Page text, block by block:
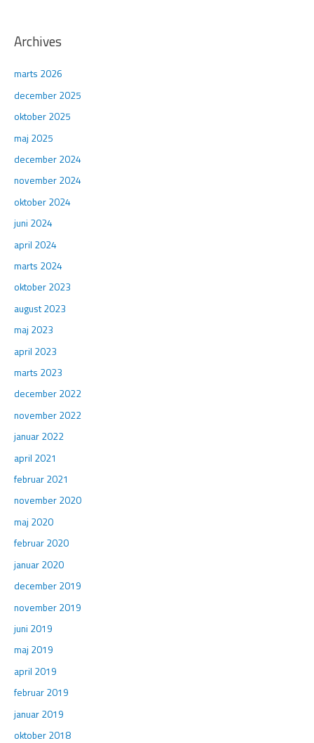
Archives
marts 2026
december 2025
oktober 2025
maj 2025
december 2024
november 2024
oktober 2024
juni 2024
april 2024
marts 2024
oktober 2023
august 2023
maj 2023
april 2023
marts 2023
december 2022
november 2022
januar 2022
april 2021
februar 2021
november 2020
maj 2020
februar 2020
januar 2020
december 2019
november 2019
juni 2019
maj 2019
april 2019
februar 2019
januar 2019
oktober 2018